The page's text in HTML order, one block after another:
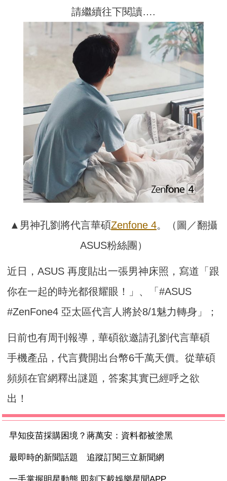
請繼續往下閱讀….
▲男神孔劉將代言華碩Zenfone 4。（圖／翻攝
ASUS粉絲團）
近日，ASUS 再度貼出一張男神床照，寫道「跟
你在一起的時光都很耀眼！」、「#ASUS
#ZenFone4 亞太區代言人將於8/1魅力轉身」；
日前也有周刊報導，華碩欲邀請孔劉代言華碩
手機產品，代言費開出台幣6千萬天價。從華碩
頻頻在官網釋出謎題，答案其實已經呼之欲
出！
早知疫苗採購困境？蔣萬安：資料都被塗黑
最即時的新聞話題 追蹤訂閱三立新聞網